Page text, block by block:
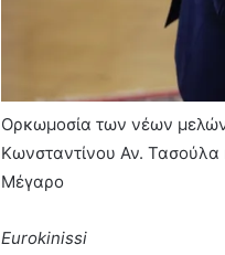
Ορκωμοσία των νέων
Κωνσταντίνου Αν.
Μέγαρο
Eurokinissi